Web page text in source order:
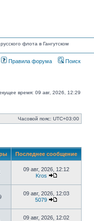
флота в Гангутском
Правила форума Поиск
время: 09 авг, 2026, 12:29
Часовой пояс: UTC+03:00
Последнее сообщение
09 авг, 2026, 12:12
Kros
к
последнему
09 авг, 2026, 12:03
5079
к
последнему
09 авг, 2026, 12:02